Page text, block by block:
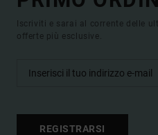
Iscriviti e sarai al corrente delle
offerte più esclusive.
REGISTRARSI